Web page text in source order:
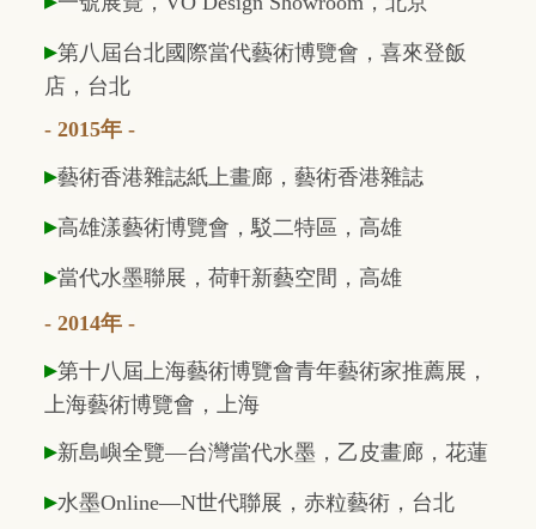
▸第八屆台北國際當代藝術博覽會，喜來登飯
店，台北
- 2015年 -
▸藝術香港雜誌紙上畫廊，藝術香港雜誌
▸高雄漾藝術博覽會，駁二特區，高雄
▸當代水墨聯展，荷軒新藝空間，高雄
- 2014年 -
▸第十八屆上海藝術博覽會青年藝術家推薦展，
上海藝術博覽會，上海
▸新島嶼全覽—台灣當代水墨，乙皮畫廊，花蓮
▸水墨Online—N世代聯展，赤粒藝術，台北